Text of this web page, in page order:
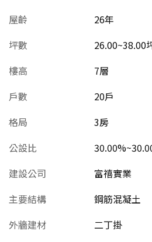
屋齡
26年
坪數
26.00~38.00
樓高
7層
戶數
20戶
格局
3房
公設比
建設公司
富禧實業
主要結構
鋼筋混凝土
外牆建材
二丁掛